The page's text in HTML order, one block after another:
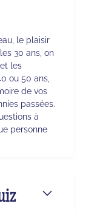
le plaisir
30 ans, on
les
ou 50 ans,
de vos
passées.
à
personne